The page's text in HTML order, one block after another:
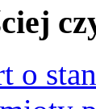
o